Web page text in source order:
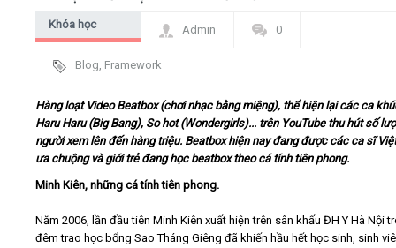
Giới thiệu
Video
Kiến thức
Liên hệ - Đăng ký
Khóa học
Admin 0
Blog, Framework
Hàng loạt Video Beatbox (chơi nhạc bằng miệng), thể hiện lại các ca
Haru Haru (Big Bang), So hot (Wondergirls)... trên YouTube thu hút số
người xem lên đến hàng triệu. Beatbox hiện nay đang được các ca sĩ
ưa chuộng và giới trẻ đang học beatbox theo cá tính tiên phong.
Minh Kiên, những cá tính tiên phong.
Năm 2006, lần đầu tiên Minh Kiên xuất hiện trên sân khấu ĐH Y Hà Nội
đêm trao học bổng Sao Tháng Giêng đã khiến hầu hết học sinh, sinh